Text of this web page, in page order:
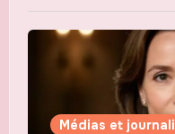
Médias et